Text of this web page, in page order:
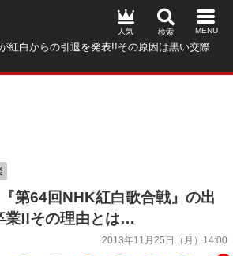
紅白からの引退を発表!!その原因は黒い交際
人気
第64回NHK紅白歌合戦』の出
業!!その理由とは…
2013年11月25日（月）14:00